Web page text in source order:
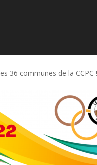
36 communes de la CCPC !